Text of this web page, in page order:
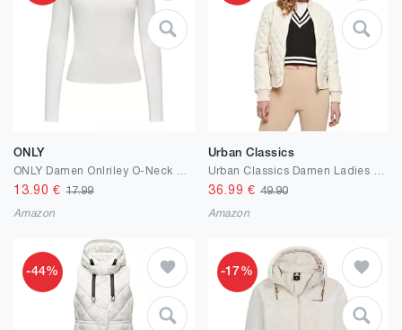
ONLY
13.90 €17.99
Amazon
Urban Classics
36.99 € 49.90
Amazon
-44% -17%